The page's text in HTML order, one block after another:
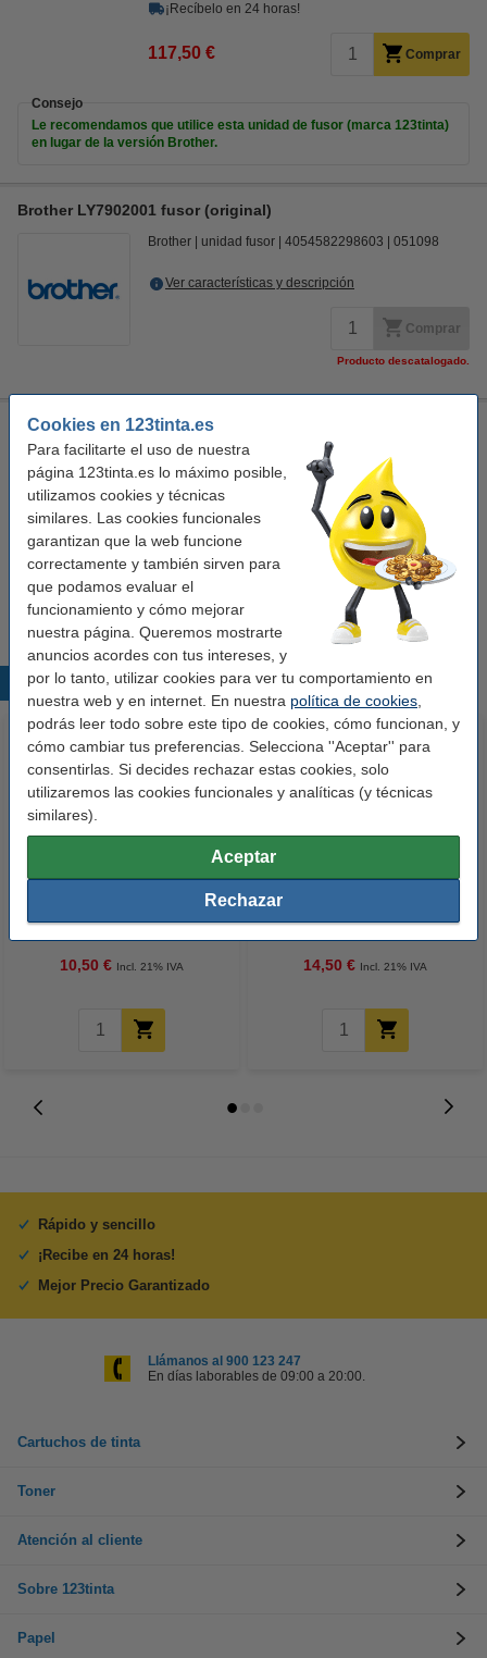
Cookies en 123tinta.es
Para facilitarte el uso de nuestra
página 123tinta.es lo máximo posible,
utilizamos cookies y técnicas
similares. Las cookies funcionales
garantizan que la web funcione
correctamente y también sirven para
que podamos evaluar el
funcionamiento y cómo mejorar
nuestra página. Queremos mostrarte
anuncios acordes con tus intereses, y
por lo tanto, utilizar cookies para ver tu comportamiento en
nuestra web y en internet. En nuestra política de cookies
podrás leer todo sobre este tipo de cookies, cómo funcionan, y
cómo cambiar tus preferencias. Selecciona ''Aceptar'' para
consentirlas. Si decides rechazar estas cookies, solo
utilizaremos las cookies funcionales y analíticas (y técnicas
similares).
Aceptar
Rechazar
¡Recíbelo en 24 horas!
117,50 € Comprar
Consejo
Le recomendamos que utilice esta unidad de fusor (marca 123tinta)
en lugar de la versión Brother.
Brother LY7902001 fusor (original)
Brother unidad fusor 4054582298603 051098
Ver características y descripción
Comprar
Producto descatalogado.
Paño de limpieza para impresora láser
paño de limpieza 43 x 32 cm 999099
Ver características y descripción
En stock
¡Recíbelo en 24 horas!
1,00 € Comprar
Productos destacados
15 cm | 260g | 100 hojas
10,50 € Incl. 21% IVA
unidades
14,50 € Incl. 21% IVA
Rápido y sencillo
¡Recibe en 24 horas!
Mejor Precio Garantizado
Llámanos al 900 123 247
En días laborables de 09:00 a 20:00.
Cartuchos de tinta
Toner
Atención al cliente
Sobre 123tinta
Papel